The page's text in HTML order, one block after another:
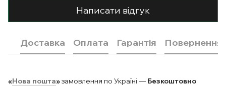
Написати відгук
Доставка Оплата Гарантія Повернення
«Нова пошта»замовлення по Україні — Безкоштовно